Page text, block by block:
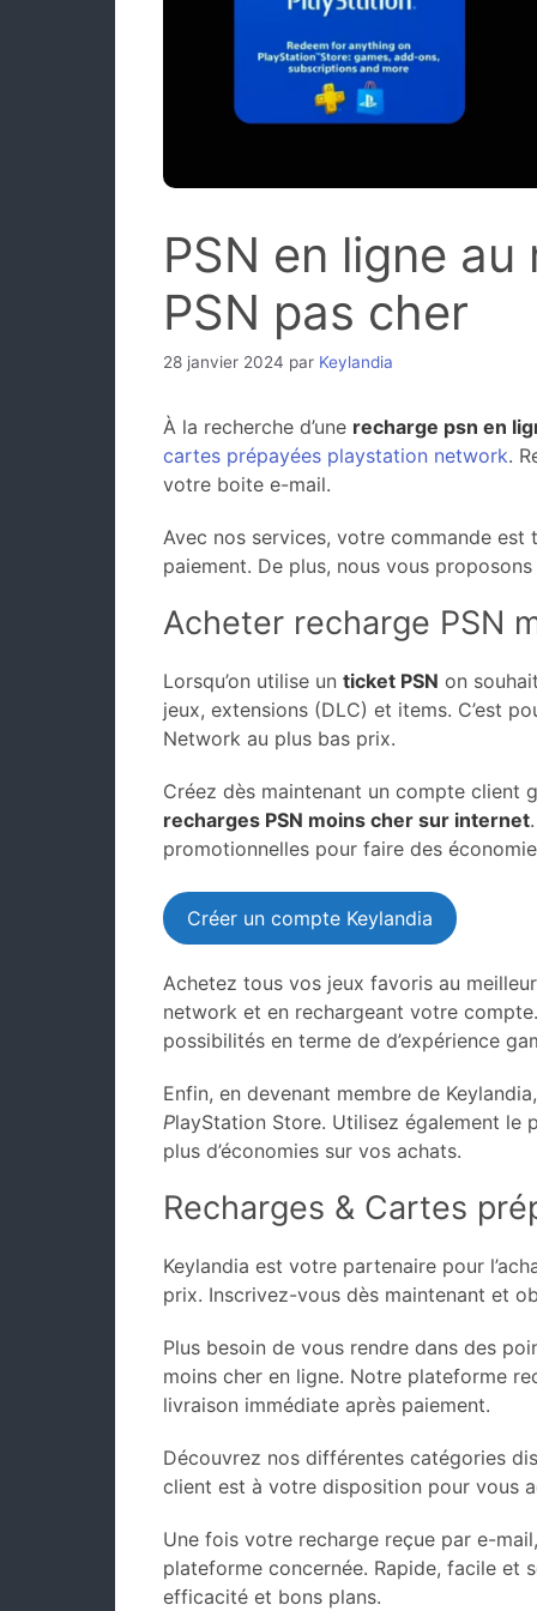
PSN en ligne
PSN pas cher
28 janvier 2024 par Keylandia
À la recherche d’une recharge psn en
cartes prépayées playstation network.
votre boite e-mail.
Avec nos services, votre commande
paiement. De plus, nous vous
Acheter recharge PSN
Lorsqu’on utilise un ticket PSN on
jeux, extensions (DLC) et items. C’est
Network au plus bas prix.
Créez dès maintenant un compte client
recharges PSN moins cher sur internet
promotionnelles pour faire des
Créer un compte Keylandia
Achetez tous vos jeux favoris au
network et en rechargeant votre
possibilités en terme de d’expérience
Enfin, en devenant membre de
PlayStation Store. Utilisez également le
plus d’économies sur vos achats.
Recharges & Cartes
Keylandia est votre partenaire pour
prix. Inscrivez-vous dès maintenant et
Plus besoin de vous rendre dans des
moins cher en ligne. Notre plateforme
livraison immédiate après paiement.
Découvrez nos différentes catégories
client est à votre disposition pour vous
Une fois votre recharge reçue par e-
plateforme concernée. Rapide, facile et
efficacité et bons plans.